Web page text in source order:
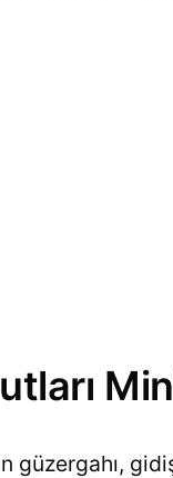
güzergahı,